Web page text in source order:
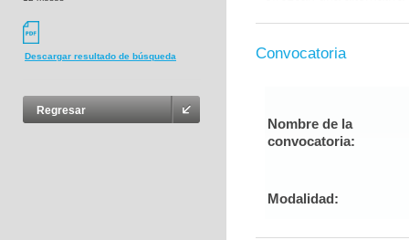
Descargar resultado de búsqueda
Regresar
Convocatoria
Nombre de la
convocatoria:
Modalidad: